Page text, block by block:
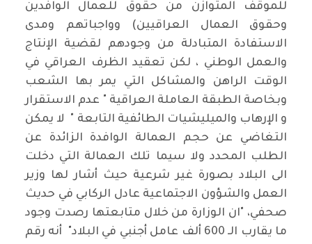
للموقف المتوازن من حقوق للعمال الوافدين
وحقوق العمال العراقيين) وواجباتهم ومدى
الاستفادة المتبادلة من وجودهم لقضية الإنتاج
والعمل الوطني ، لكن تعقيد الظرف العراقي في
الوقت الراهن والمشاكل التي يمر بها الشعب
وبخاصة الطبقة العاملة العراقية " عدم الاستقرار
و الإرهاب والميليشيات الطائفية التابعة " لا يمكن
التغاضي عن حجم العمالة الوافدة الزائدة عن
الطلب المحدد ولا سيما تلك العمالة التي دخلت
الى البلاد بصورة غير شرعية حيث أشار لها وزير
العمل والشؤون الاجتماعية عادل الركابي في حديث
صحفي، "ان الوزارة من خلال متابعتها رصدت وجود
ما يقارب الـ 600 ألف عامل أجنبي في البلاد" أنه رقم